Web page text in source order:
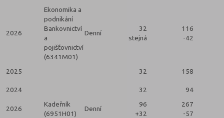
2026
Ekonomika a
podnikání
Bankovnictví
a
pojišťovnictví
(6341M01)
Denní
32
stejná
116
-42
2025 32 158
2024 32 94
2026
Kadeřník
(6951H01)
Denní
96
+32
267
-57